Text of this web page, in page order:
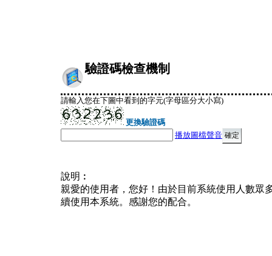
驗證碼檢查機制
請輸入您在下圖中看到的字元(字母區分大小寫)
更換驗證碼
播放圖檔聲音
說明︰
親愛的使用者，您好！由於目前系統使用人數眾
續使用本系統。感謝您的配合。